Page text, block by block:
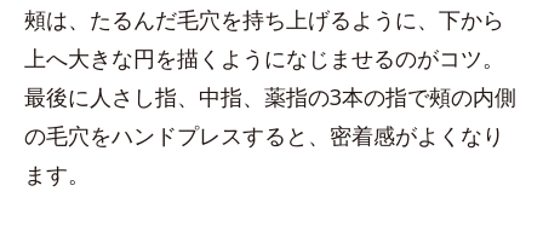
頰は、たるんだ毛穴を持ち上げるように、下から
上へ大きな円を描くようになじませるのがコツ。
最後に人さし指、中指、薬指の3本の指で頰の内側
の毛穴をハンドプレスすると、密着感がよくなり
ます。